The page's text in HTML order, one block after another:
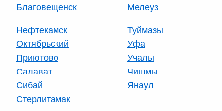
Благовещенск
Мелеуз
Нефтекамск
Октябрьский
Приютово
Салават
Сибай
Стерлитамак
Туймазы
Уфа
Учалы
Чишмы
Янаул